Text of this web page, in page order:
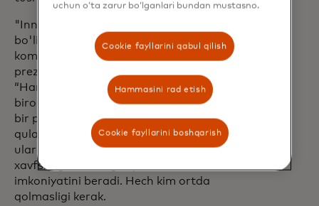
"Innovatsiya har doim qo'shilishga turtki
bo'lishi kerak", deb qo'shimcha qiladi
kompaniyaning sog'liqni saqlash
prezidenti ham bo'lgan Rajamannar.
“Har yetti kishidan bittasi nogironlikning
biron bir shaklini boshdan kechirayotgan
bir paytda, ushbu mahsulotlarni
qulaylikni yodda tutgan holda loyihalash
ularga raqamli dunyoning qulayligi va
xavfsizligidan teng foyda olish
imkoniyatini beradi. Hech kim ortda
qolmasligi kerak.
uchun o‘ta zarur bo‘lganlari bundan mustasno.
Cookie fayllarini qabul qilish
Hammasini rad etish
Cookie fayllarini boshqarish